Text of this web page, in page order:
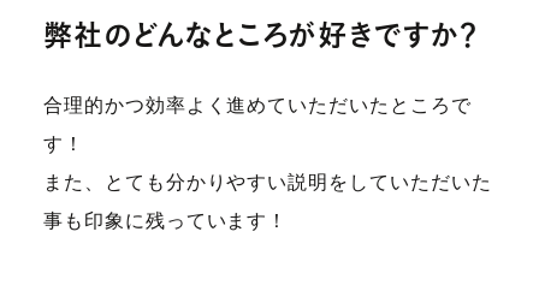
弊社のどんなところが好きですか？
合理的かつ効率よく進めていただいたところで
す！
また、とても分かりやすい説明をしていただいた
事も印象に残っています！